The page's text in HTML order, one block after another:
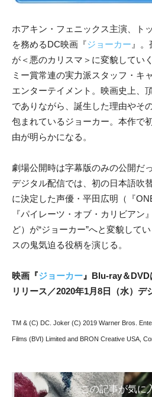
ホアキン・フェニックス主演、ト
を務めるDC映画『ジョーカー 』
が＜悪のカリスマ＞に変貌してい
ミー賞常連の実力派スタッフ・キ
エンターテイメント。映画史上、
でありながら、誕生した理由やそ
包まれているジョーカー。本作で
由が明らかになる。
劇場公開時は字幕版のみの公開だ
デジタル配信では、初の日本語吹
に決定した声優・平田広明（『
『パイレーツ・オブ・カリビアン
ど）が“ジョーカー”へと変貌して
スの鬼気迫る役柄を演じる。
映画『ジョーカー 』Blu-ray＆DVD
リリース／2020年1月8 日（水）デ
TM & (C) DC. Joker (C) 2019 Warner Bros.
Films (BVI) Limited and BRON Creative USA,
この記事が気に